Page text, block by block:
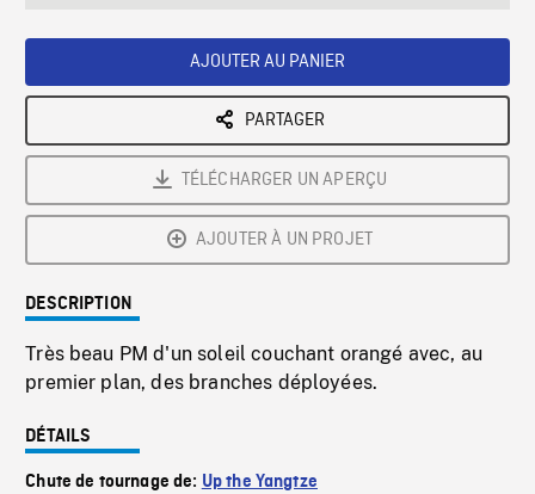
AJOUTER AU PANIER
PARTAGER
TÉLÉCHARGER UN APERÇU
AJOUTER À UN PROJET
DESCRIPTION
Très beau PM d'un soleil couchant orangé avec, au
premier plan, des branches déployées.
DÉTAILS
Chute de tournage de: Up the Yangtze